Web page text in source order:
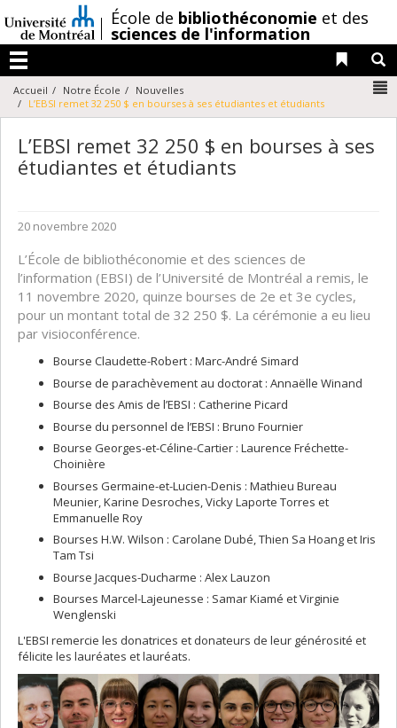
au
contenu
/École de bibliothéconomie et des
sciences de l'information
Menu
Liens
Accueil Notre École
Nouvelles
L’EBSI remet 32 250 $ en bourses à ses étudiantes et étudiants
L’EBSI remet 32 250 $ en bourses à ses
étudiantes et étudiants
20 novembre 2020
L’École de bibliothéconomie et des sciences de
l’information (EBSI) de l’Université de Montréal a remis, le
11 novembre 2020, quinze bourses de 2e et 3e cycles,
pour un montant total de 32 250 $. La cérémonie a eu lieu
par visioconférence.
Bourse Claudette-Robert : Marc-André Simard
Bourse de parachèvement au doctorat : Annaëlle Winand
Bourse des Amis de l’EBSI : Catherine Picard
Bourse du personnel de l’EBSI : Bruno Fournier
Bourse Georges-et-Céline-Cartier : Laurence Fréchette-
Choinière
Bourses Germaine-et-Lucien-Denis : Mathieu Bureau
Meunier, Karine Desroches, Vicky Laporte Torres et
Emmanuelle Roy
Bourses H.W. Wilson : Carolane Dubé, Thien Sa Hoang et Iris
Tam Tsi
Bourse Jacques-Ducharme : Alex Lauzon
Bourses Marcel-Lajeunesse : Samar Kiamé et Virginie
Wenglenski
L'EBSI remercie les donatrices et donateurs de leur générosité et
félicite les lauréates et lauréats.